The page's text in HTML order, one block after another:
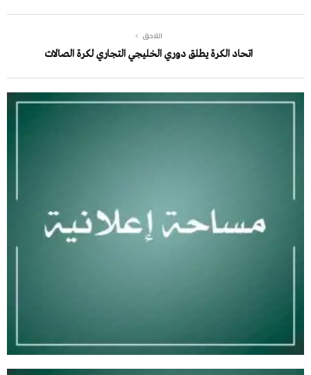
اللاحق
اتحاد الكرة يطلق دوري الخليجي التجاري لكرة الصالات